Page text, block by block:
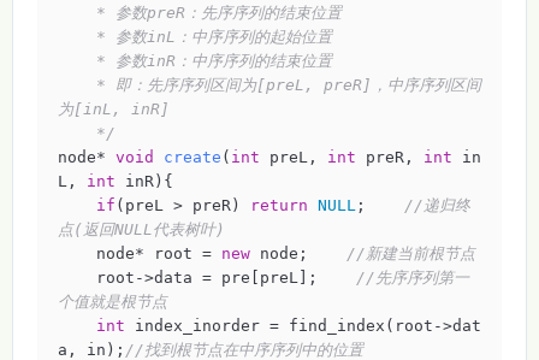
* 参数preR：先序序列的结束位置
* 参数inL：中序序列的起始位置
* 参数inR：中序序列的结束位置
* 即：先序序列区间为[preL, preR]，中序序列区间
为[inL, inR]
*/
node* void create ( int preL, int preR, int in
L, int inR) {
if (preL > preR) return NULL ;
//递归终
点(返回NULL代表树叶)
node* root = new node;
//新建当前根节点
root->data = pre[preL];
//先序序列第一
个值就是根节点
int index_inorder = find_index(root->dat
a, in); //找到根节点在中序序列中的位置